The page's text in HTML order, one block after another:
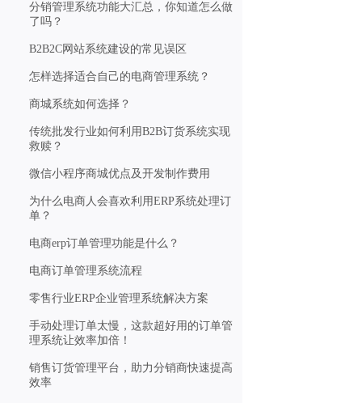
分销管理系统功能大汇总，你知道怎么做
了吗？
B2B2C网站系统建设的常见误区
怎样选择适合自己的电商管理系统？
商城系统如何选择？
传统批发行业如何利用B2B订货系统实现
救赎？
微信小程序商城优点及开发制作费用
为什么电商人会喜欢利用ERP系统处理订
单？
电商erp订单管理功能是什么？
电商订单管理系统流程
零售行业ERP企业管理系统解决方案
手动处理订单太慢，这款超好用的订单管
理系统让效率加倍！
销售订货管理平台，助力分销商快速提高
效率